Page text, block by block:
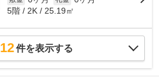
5階 / 2K / 25.19㎡
12件を表示する